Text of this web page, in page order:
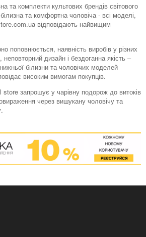
та комплекти культових брендів світового
та комфортна чоловіча - всі моделі,
відповідають найвищим
поповнюється, наявність виробів у різних
неповторний дизайн і бездоганна якість –
білизни та чоловічих моделей
високим вимогам покупців.
store запрошує у чарівну подорож до витоків
через вишукану чоловічу та